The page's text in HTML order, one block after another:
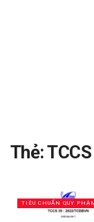
Thẻ:
TIÊU CHUẨN QUY